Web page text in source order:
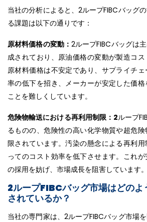
当社の分析によると、2ループFIBCバッグ
る課題は以下の通りです：
原材料価格の変動： 2ループFIBCバッグは
成されており、原油価格の変動が製造コス
原材料価格は不安定であり、サプライチ
率の低下を招き、メーカーが安定した価
ことを難しくしています。
危険物輸送における再利用制限：2ループ
るものの、危険性の高い化学物質や超危
限されています。汚染の懸念による再利
ってのコスト効率を低下させます。これ
の採用を妨げ、市場成長を阻害しています。
2ループFIBCバッグ市場はどのよ
されているか？
当社の専門家は、2ループFIBCバッグ市場